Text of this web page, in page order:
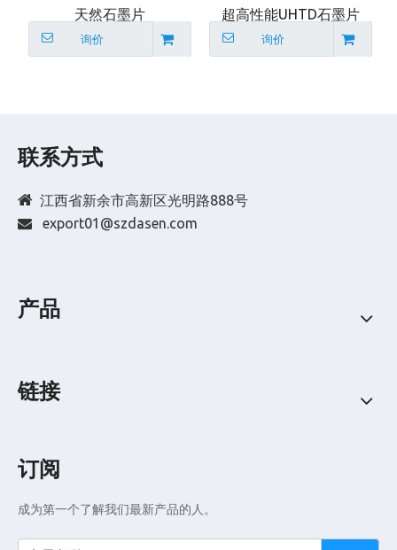
天然石墨片
询价
超高性能UHTD石墨片
询价
联系方式
 江西省新余市高新区光明路888号
 export01@szdasen.com
产品
链接
订阅
成为第一个了解我们最新产品的人。